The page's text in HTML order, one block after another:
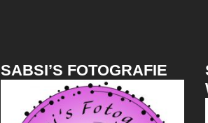
SABSI’S FOTOGRAFIE